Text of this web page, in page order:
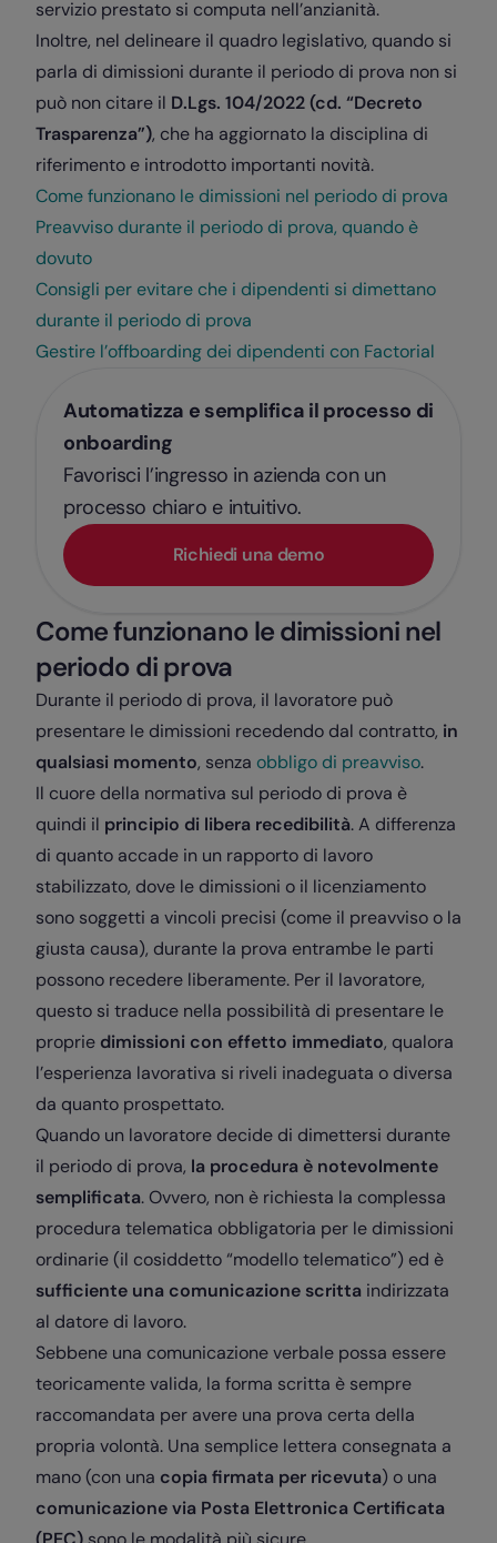
servizio prestato si computa nell’anzianità.
Inoltre, nel delineare il quadro legislativo, quando si
parla di dimissioni durante il periodo di prova non si
può non citare il D.Lgs. 104/2022 (cd. “Decreto
Trasparenza”), che ha aggiornato la disciplina di
riferimento e introdotto importanti novità.
Come funzionano le dimissioni nel periodo di prova
Preavviso durante il periodo di prova, quando è
dovuto
Consigli per evitare che i dipendenti si dimettano
durante il periodo di prova
Gestire l’offboarding dei dipendenti con Factorial
Automatizza e semplifica il processo di
onboarding
Favorisci l’ingresso in azienda con un
processo chiaro e intuitivo.
Richiedi una demo
Come funzionano le dimissioni nel
periodo di prova
Durante il periodo di prova, il lavoratore può
presentare le dimissioni recedendo dal contratto, in
qualsiasi momento, senza obbligo di preavviso.
Il cuore della normativa sul periodo di prova è
quindi il principio di libera recedibilità. A differenza
di quanto accade in un rapporto di lavoro
stabilizzato, dove le dimissioni o il licenziamento
sono soggetti a vincoli precisi (come il preavviso o la
giusta causa), durante la prova entrambe le parti
possono recedere liberamente. Per il lavoratore,
questo si traduce nella possibilità di presentare le
proprie dimissioni con effetto immediato, qualora
l’esperienza lavorativa si riveli inadeguata o diversa
da quanto prospettato.
Quando un lavoratore decide di dimettersi durante
il periodo di prova, la procedura è notevolmente
semplificata. Ovvero, non è richiesta la complessa
procedura telematica obbligatoria per le dimissioni
ordinarie (il cosiddetto “modello telematico”) ed è
sufficiente una comunicazione scritta indirizzata
al datore di lavoro.
Sebbene una comunicazione verbale possa essere
teoricamente valida, la forma scritta è sempre
raccomandata per avere una prova certa della
propria volontà. Una semplice lettera consegnata a
mano (con una copia firmata per ricevuta) o una
comunicazione via Posta Elettronica Certificata